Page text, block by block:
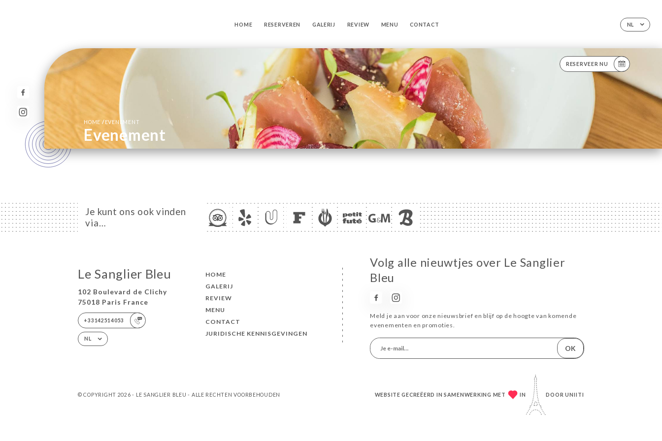
NL
HOME RESERVEREN GALERIJ REVIEW MENU CONTACT
RESERVEER NU
HOME / EVENEMENT
Evenement
Je kunt ons ook vinden
via…
Le Sanglier Bleu
102 Boulevard de Clichy
75018 Paris France
+33142514053
NL
HOME
GALERIJ
REVIEW
MENU
CONTACT
JURIDISCHE KENNISGEVINGEN
Volg alle nieuwtjes over Le Sanglier
Bleu
Meld je aan voor onze nieuwsbrief en blijf op de hoogte van komende
evenementen en promoties.
OK
© COPYRIGHT 2026 - LE SANGLIER BLEU - ALLE RECHTEN VOORBEHOUDEN WEBSITE GECREËERD IN SAMENWERKING MET IN DOORUNIITI